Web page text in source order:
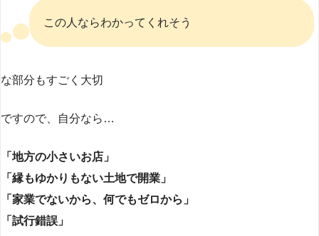
この人ならわかってくれそう
な部分もすごく大切
ですので、自分なら…
「地方の小さいお店」
「縁もゆかりもない土地で開業」
「家業でないから、何でもゼロから」
「試行錯誤」